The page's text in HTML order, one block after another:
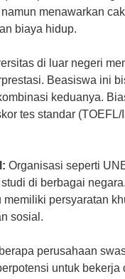
menawarkan
biaya hidup.
di luar negeri
Beasiswa ini
keduanya.
tes standar (TOEFL/
Organisasi seperti
di berbagai
persyaratan
sosial.
perusahaan
untuk bekerja